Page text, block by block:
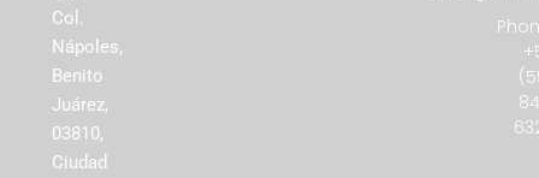
Col.
Nápoles,
Benito
Juárez,
03810,
Ciudad